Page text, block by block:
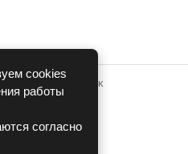
для авторазборок
БИЗНЕС
версия
2026 г.
cookies
работы
согласно